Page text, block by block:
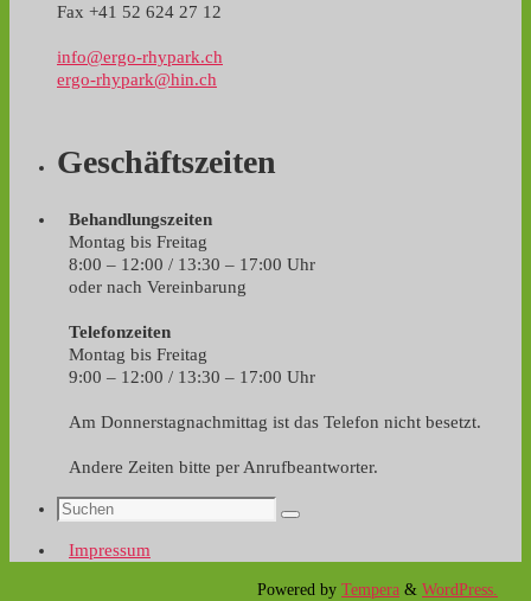
Fax +41 52 624 27 12
info@ergo-rhypark.ch
ergo-rhypark@hin.ch
Geschäftszeiten
Behandlungszeiten
Montag bis Freitag
8:00 – 12:00 / 13:30 – 17:00 Uhr
oder nach Vereinbarung
Telefonzeiten
Montag bis Freitag
9:00 – 12:00 / 13:30 – 17:00 Uhr
Am Donnerstagnachmittag ist das Telefon nicht besetzt.
Andere Zeiten bitte per Anrufbeantworter.
Impressum
Powered by Tempera & WordPress.